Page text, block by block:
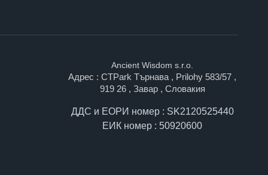
Ancient Wisdom s.r.o.
Адрес : CTPark Търнава , Prilohy 583/57 ,
919 26 , Завар , Словакия
ДДС и ЕОРИ номер : SK2120525440
ЕИК номер : 50920600